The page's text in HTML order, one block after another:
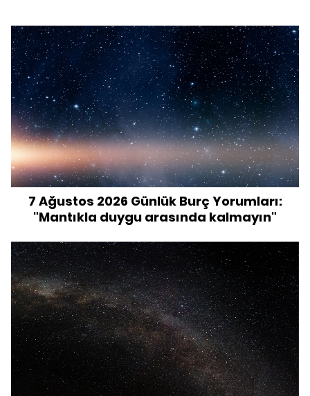
7 Ağustos 2026 Günlük Burç Yorumları:
"Mantıkla duygu arasında kalmayın"